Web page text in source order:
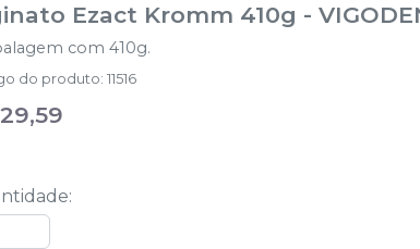
Ezact Kromm 410g -
com 410g.
do produto:11516
: